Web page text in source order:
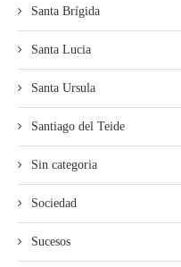
Santa Brígida
Santa Lucia
Santa Ursula
Santiago del Teide
Sin categoria
Sociedad
Sucesos